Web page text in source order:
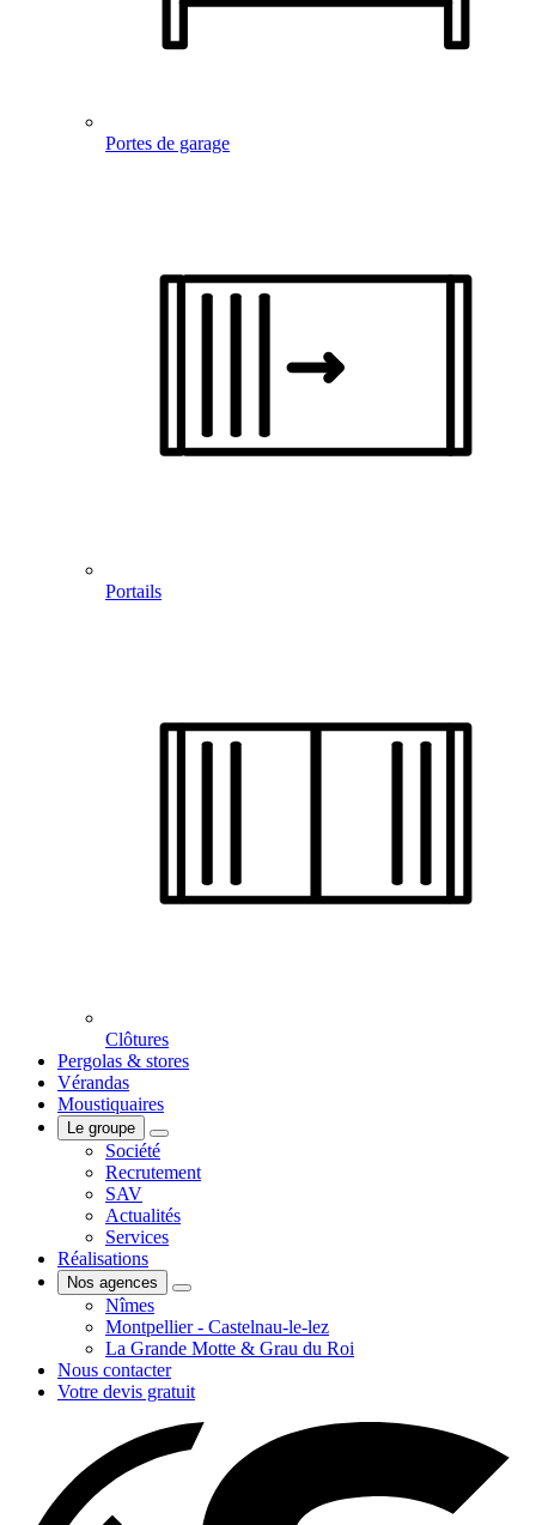
Portes de garage
Portails
Clôtures
Pergolas & stores
Vérandas
Moustiquaires
Le groupe
Société
Recrutement
SAV
Actualités
Services
Réalisations
Nos agences
Nîmes
Montpellier - Castelnau-le-lez
La Grande Motte & Grau du Roi
Nous contacter
Votre devis gratuit